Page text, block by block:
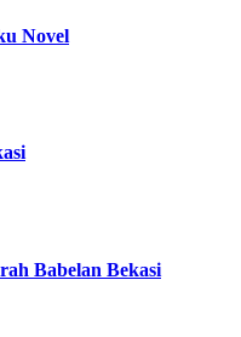
Novel
Babelan Bekasi